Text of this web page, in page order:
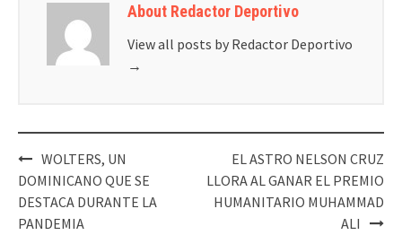
About Redactor Deportivo
View all posts by Redactor Deportivo
→
Post
navigation
WOLTERS, UN
DOMINICANO QUE SE
DESTACA DURANTE LA
PANDEMIA
EL ASTRO NELSON CRUZ
LLORA AL GANAR EL PREMIO
HUMANITARIO MUHAMMAD
ALI